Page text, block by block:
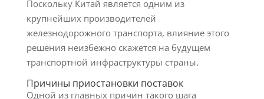
Поскольку Китай является одним из
крупнейших производителей
железнодорожного транспорта, влияние этого
решения неизбежно скажется на будущем
транспортной инфраструктуры страны.
Причины приостановки поставок
Одной из главных причин такого шага